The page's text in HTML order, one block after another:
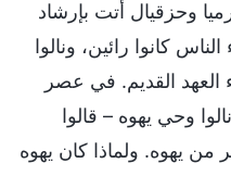
وحزقيال أتت بإرشاد
كانوا رائين، ونالوا
العهد القديم. في عصر
وحي يهوه – قالوا
من يهوه. ولماذا كان يهوه